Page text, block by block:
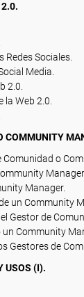
2.0.
Sociales.
Media.
2.0.
la Web 2.0.
COMMUNITY
Comunidad o
Manager.
Manager.
un Community
Gestor de
un Community
Gestores de
USOS (I).